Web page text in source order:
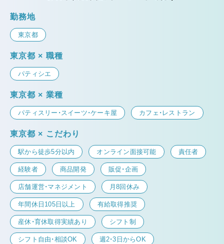
勤務地
東京都
東京都 × 職種
パティシエ
東京都 × 業種
パティスリー・スイーツ・ケーキ屋 カフェ・レストラン
東京都 × こだわり
駅から徒歩5分以内 オンライン面接可能 責任者
経験者 商品開発 販促・企画
店舗運営・マネジメント 月8回休み
年間休日105日以上 有給取得推奨
産休・育休取得実績あり シフト制
シフト自由・相談OK 週2・3日からOK